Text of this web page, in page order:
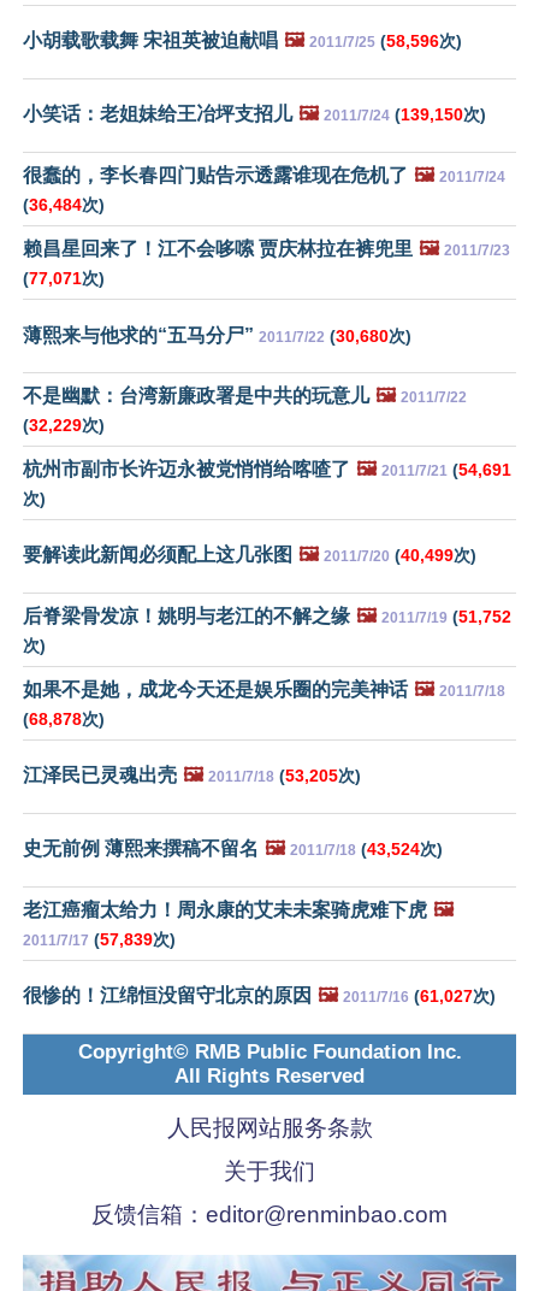
小胡载歌载舞 宋祖英被迫献唱 🖼️ 2011/7/25 (58,596次)
小笑话：老姐妹给王冶坪支招儿 🖼️ 2011/7/24 (139,150次)
很蠢的，李长春四门贴告示透露谁现在危机了 🖼️ 2011/7/24
(36,484次)
赖昌星回来了！江不会哆嗦 贾庆林拉在裤兜里 🖼️ 2011/7/23
(77,071次)
薄熙来与他求的“五马分尸” 2011/7/22 (30,680次)
不是幽默：台湾新廉政署是中共的玩意儿 🖼️ 2011/7/22
(32,229次)
杭州市副市长许迈永被党悄悄给喀喳了 🖼️ 2011/7/21 (54,691
次)
要解读此新闻必须配上这几张图 🖼️ 2011/7/20 (40,499次)
后脊梁骨发凉！姚明与老江的不解之缘 🖼️ 2011/7/19 (51,752
次)
如果不是她，成龙今天还是娱乐圈的完美神话 🖼️ 2011/7/18
(68,878次)
江泽民已灵魂出壳 🖼️ 2011/7/18 (53,205次)
史无前例 薄熙来撰稿不留名 🖼️ 2011/7/18 (43,524次)
老江癌瘤太给力！周永康的艾未未案骑虎难下虎 🖼️
2011/7/17 (57,839次)
很惨的！江绵恒没留守北京的原因 🖼️ 2011/7/16 (61,027次)
Copyright© RMB Public Foundation Inc.
All Rights Reserved
人民报网站服务条款
关于我们
反馈信箱： editor@renminbao.com